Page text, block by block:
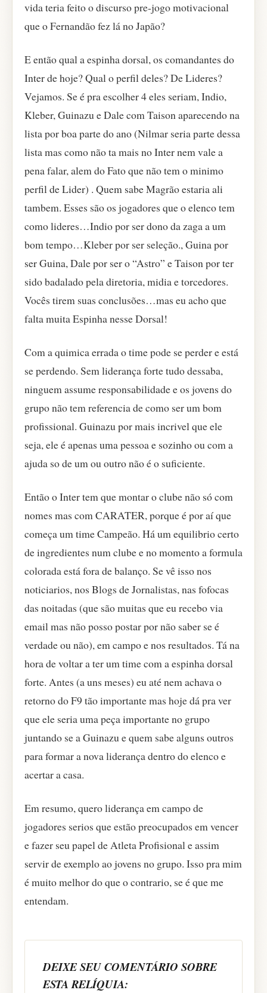
vida teria feito o discurso pre-jogo motivacional
que o Fernandão fez lá no Japão?
E então qual a espinha dorsal, os comandantes do
Inter de hoje? Qual o perfil deles? De Lideres?
Vejamos. Se é pra escolher 4 eles seriam, Indio,
Kleber, Guinazu e Dale com Taison aparecendo na
lista por boa parte do ano (Nilmar seria parte dessa
lista mas como não ta mais no Inter nem vale a
pena falar, alem do Fato que não tem o minimo
perfil de Lider) . Quem sabe Magrão estaria ali
tambem. Esses são os jogadores que o elenco tem
como lideres…Indio por ser dono da zaga a um
bom tempo…Kleber por ser seleção., Guina por
ser Guina, Dale por ser o “Astro” e Taison por ter
sido badalado pela diretoria, midia e torcedores.
Vocês tirem suas conclusões…mas eu acho que
falta muita Espinha nesse Dorsal!
Com a quimica errada o time pode se perder e está
se perdendo. Sem liderança forte tudo dessaba,
ninguem assume responsabilidade e os jovens do
grupo não tem referencia de como ser um bom
profissional. Guinazu por mais incrivel que ele
seja, ele é apenas uma pessoa e sozinho ou com a
ajuda so de um ou outro não é o suficiente.
Então o Inter tem que montar o clube não só com
nomes mas com CARATER, porque é por aí que
começa um time Campeão. Há um equilibrio certo
de ingredientes num clube e no momento a formula
colorada está fora de balanço. Se vê isso nos
noticiarios, nos Blogs de Jornalistas, nas fofocas
das noitadas (que são muitas que eu recebo via
email mas não posso postar por não saber se é
verdade ou não), em campo e nos resultados. Tá na
hora de voltar a ter um time com a espinha dorsal
forte. Antes (a uns meses) eu até nem achava o
retorno do F9 tão importante mas hoje dá pra ver
que ele seria uma peça importante no grupo
juntando se a Guinazu e quem sabe alguns outros
para formar a nova liderança dentro do elenco e
acertar a casa.
Em resumo, quero liderança em campo de
jogadores serios que estão preocupados em vencer
e fazer seu papel de Atleta Profisional e assim
servir de exemplo ao jovens no grupo. Isso pra mim
é muito melhor do que o contrario, se é que me
entendam.
DEIXE SEU COMENTÁRIO SOBRE
ESTA RELÍQUIA: